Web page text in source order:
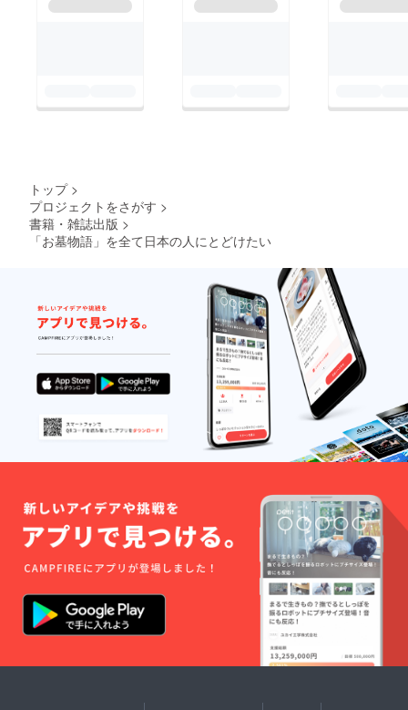
トップ >
プロジェクトをさがす >
書籍・雑誌出版 >
「お墓物語」を全て日本の人にとどけたい